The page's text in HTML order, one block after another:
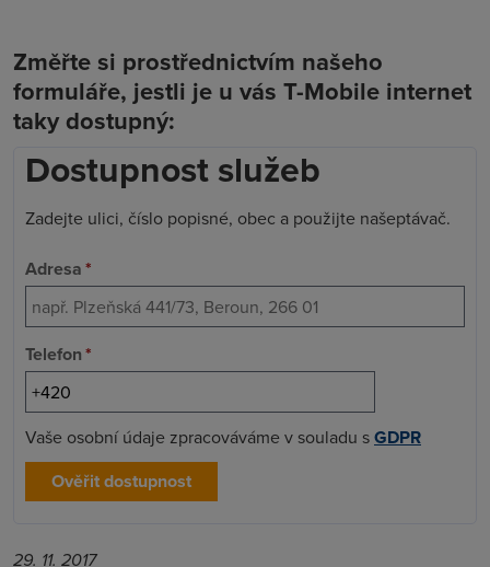
Změřte si prostřednictvím našeho
formuláře, jestli je u vás T-Mobile internet
taky dostupný:
Dostupnost služeb
Zadejte ulici, číslo popisné, obec a použijte našeptávač.
Adresa*
Telefon*
Vaše osobní údaje zpracováváme v souladu sGDPR
Ověřit dostupnost
29. 11. 2017